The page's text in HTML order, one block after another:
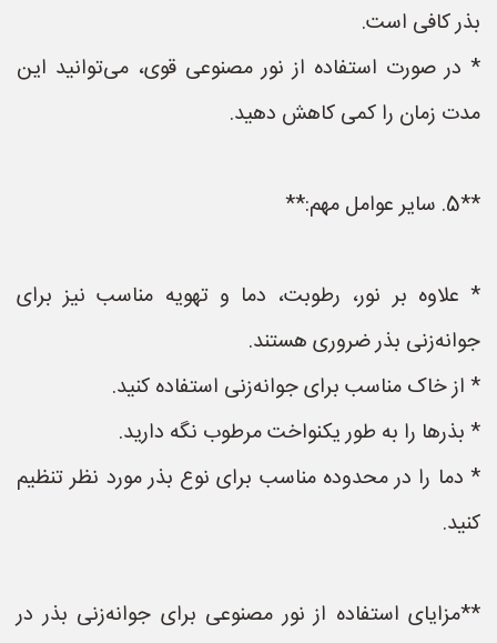
بذر کافی است.
* در صورت استفاده از نور مصنوعی قوی، می‌توانید این
مدت زمان را کمی کاهش دهید.
**5. سایر عوامل مهم:**
* علاوه بر نور، رطوبت، دما و تهویه مناسب نیز برای
جوانه‌زنی بذر ضروری هستند.
* از خاک مناسب برای جوانه‌زنی استفاده کنید.
* بذرها را به طور یکنواخت مرطوب نگه دارید.
* دما را در محدوده مناسب برای نوع بذر مورد نظر تنظیم
کنید.
**مزایای استفاده از نور مصنوعی برای جوانه‌زنی بذر در